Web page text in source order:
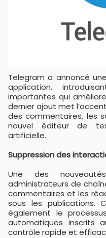
Telegram a annoncé une nouvelle mise à jour de son
application,
importantes qui
dernier ajout met
des commentaires, les
nouvel éditeur de
artificielle.
Suppression des
Une des
administrateurs de
commentaires et les
sous les publications.
également le
automatiques inscrits
contrôle rapide et